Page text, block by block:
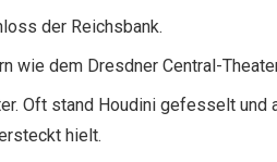
der Reichsbank.
wie dem Dresdner Central-
Oft stand Houdini gefesselt und
hielt.